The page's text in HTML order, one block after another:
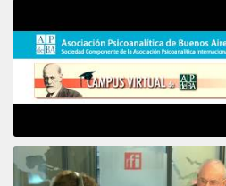
Psicoanálisis por Skype y teléfono
Eiguer presenta el curso virtual 2017